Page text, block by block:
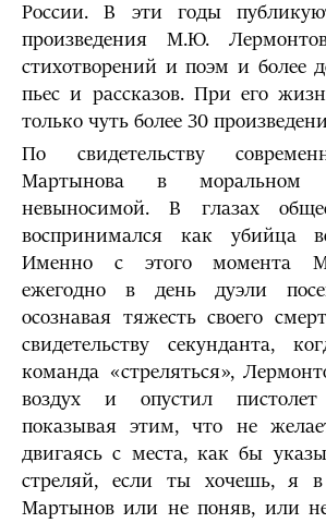
России. В эти годы
произведения М.Ю.
стихотворений и поэм и более
пьес и рассказов. При его
только чуть более 30
По свидетельству
Мартынова в моральном
невыносимой. В глазах
воспринимался как убийца
Именно с этого момента
ежегодно в день дуэли
осознавая тяжесть своего
свидетельству секунданта,
команда «стреляться»,
воздух и опустил
показывая этим, что не
двигаясь с места, как бы
стреляй, если ты хочешь, я в
Мартынов или не поняв, или